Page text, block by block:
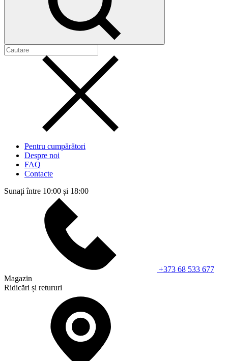
Pentru cumpărători
Despre noi
FAQ
Contacte
Sunați între 10:00 și 18:00
+373 68 533 677
Magazin
Ridicări și retururi